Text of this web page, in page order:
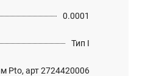
0.0001
Тип I
Pto, арт 2724420006